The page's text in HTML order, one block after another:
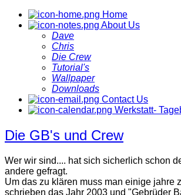
Home
About Us
Dave
Chris
Die Crew
Tutorial's
Wallpaper
Downloads
Contact Us
Werkstatt-
Die GB's und Crew
Wer wir sind.... hat sich sicherlich schon
andere gefragt.
Um das zu klären muss man einige jahre
schrieben das Jahr 2003 und "Gebrüder